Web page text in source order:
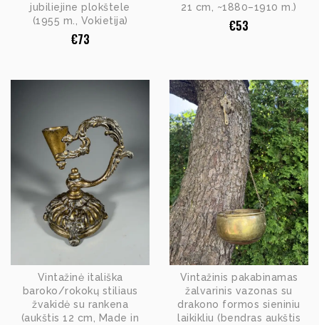
jubiliejine plokštele
(1955 m., Vokietija)
€73
21 cm, ~1880–1910 m.)
€53
Vintažinė itališka
baroko/rokokų stiliaus
žvakidė su rankena
(aukštis 12 cm, Made in
Vintažinis pakabinamas
žalvarinis vazonas su
drakono formos sieniniu
laikikliu (bendras aukštis